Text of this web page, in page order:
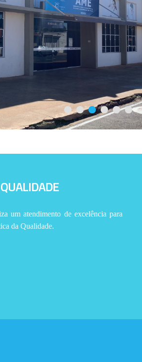
um atendimento de excelência para
da Qualidade.